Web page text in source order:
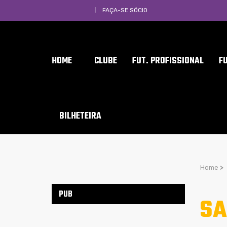
FAÇA-SE SÓCIO
HOME CLUBE FUT. PROFISSIONAL
BILHETEIRA
Home >
PUB